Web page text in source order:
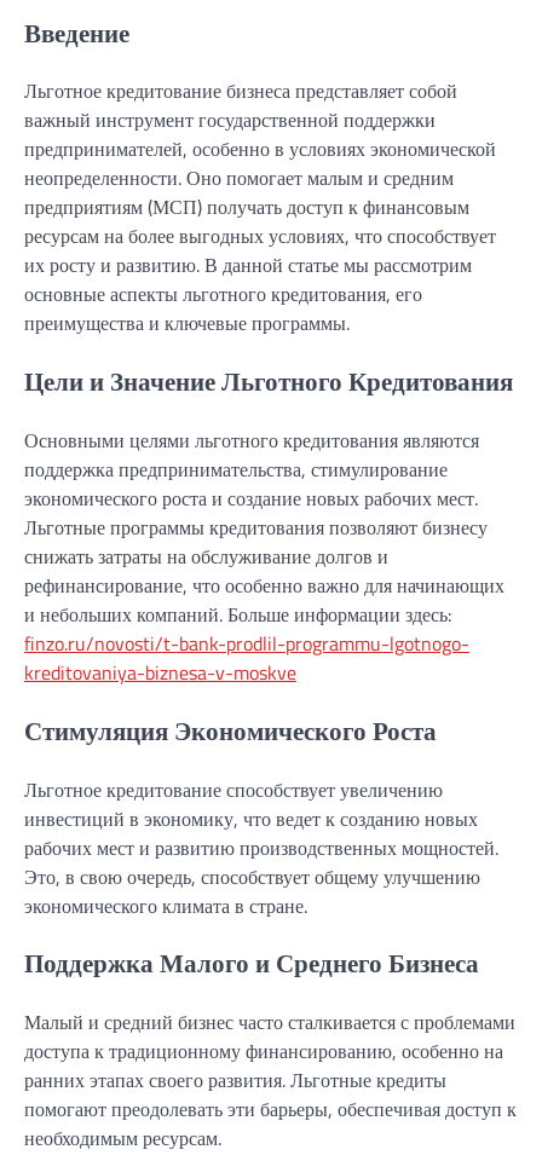
Введение
Льготное кредитование бизнеса представляет собой
важный инструмент государственной поддержки
предпринимателей, особенно в условиях экономической
неопределенности. Оно помогает малым и средним
предприятиям (МСП) получать доступ к финансовым
ресурсам на более выгодных условиях, что способствует
их росту и развитию. В данной статье мы рассмотрим
основные аспекты льготного кредитования, его
преимущества и ключевые программы.
Цели и Значение Льготного Кредитования
Основными целями льготного кредитования являются
поддержка предпринимательства, стимулирование
экономического роста и создание новых рабочих мест.
Льготные программы кредитования позволяют бизнесу
снижать затраты на обслуживание долгов и
рефинансирование, что особенно важно для начинающих
и небольших компаний. Больше информации здесь:
finzo.ru/novosti/t-bank-prodlil-programmu-lgotnogo-
kreditovaniya-biznesa-v-moskve
Стимуляция Экономического Роста
Льготное кредитование способствует увеличению
инвестиций в экономику, что ведет к созданию новых
рабочих мест и развитию производственных мощностей.
Это, в свою очередь, способствует общему улучшению
экономического климата в стране.
Поддержка Малого и Среднего Бизнеса
Малый и средний бизнес часто сталкивается с проблемами
доступа к традиционному финансированию, особенно на
ранних этапах своего развития. Льготные кредиты
помогают преодолевать эти барьеры, обеспечивая доступ к
необходимым ресурсам.